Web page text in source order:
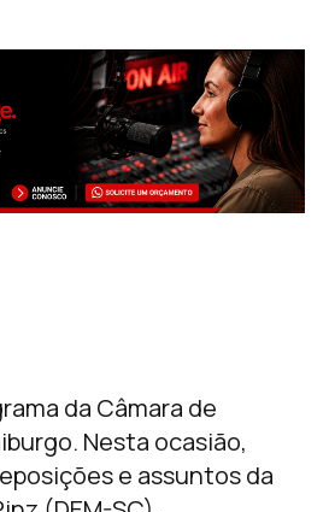
da Câmara de
Nesta ocasião,
e assuntos da